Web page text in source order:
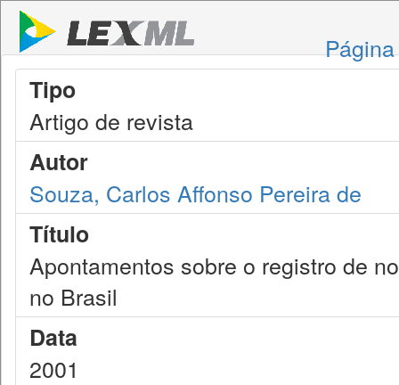
Tipo
Artigo de revista
Autor
Souza, Carlos Affonso Pereira de
Título
Apontamentos sobre o registro de
no Brasil
Data
2001